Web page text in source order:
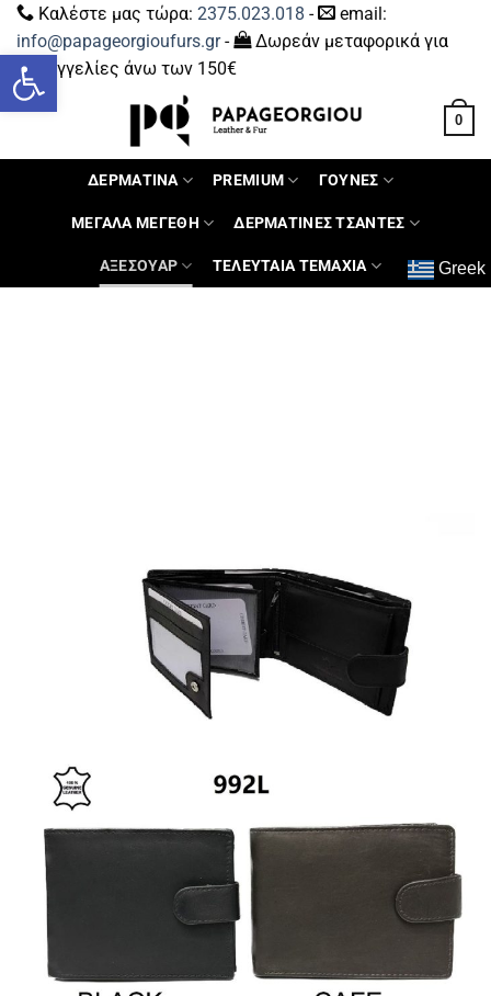
Ανοίξτε τη γραμμή εργαλείων
Καλέστε μας τώρα: 2375.023.018 -
email:
info@papageorgioufurs.gr-
Δωρεάν μεταφορικά για
παραγγελίες άνω των 150€
0
ΔΕΡΜΑΤΙΝΑ PREMIUM ΓΟΥΝΕΣ
ΜΕΓΑΛΑ ΜΕΓΕΘΗ ΔΕΡΜΑΤΙΝΕΣ ΤΣΑΝΤΕΣ
ΑΞΕΣΟΥΑΡ ΤΕΛΕΥΤΑΙΑ ΤΕΜΑΧΙΑ Greek